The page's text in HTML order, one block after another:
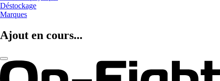
Déstockage
Marques
Ajout en cours...